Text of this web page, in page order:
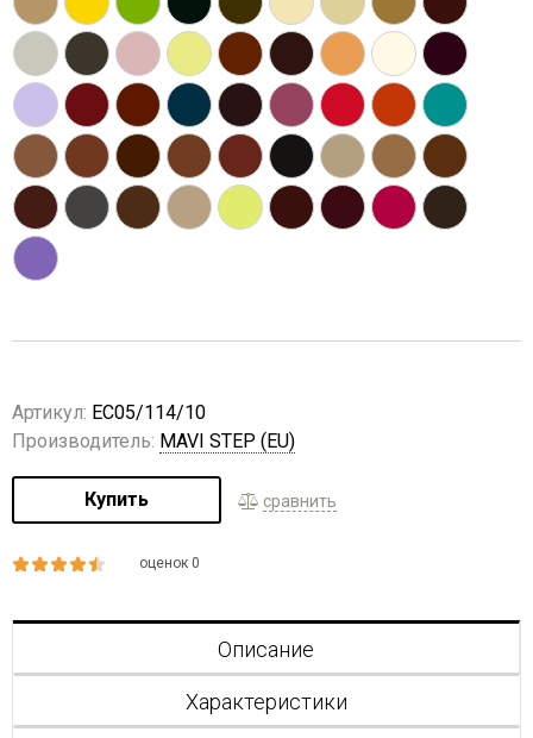
Артикул: EC05/114/10
Производитель: MAVI STEP (EU)
Купить сравнить
оценок 0
Описание
Характеристики